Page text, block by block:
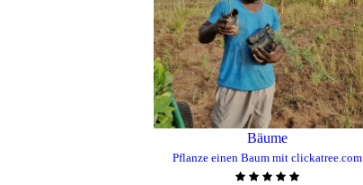
Bäume
Pflanze einen Baum mit clickatree.com